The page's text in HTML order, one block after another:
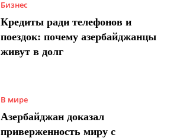
Бизнес
Кредиты ради телефонов и
поездок: почему азербайджанцы
живут в долг
В мире
Азербайджан доказал
приверженность миру с